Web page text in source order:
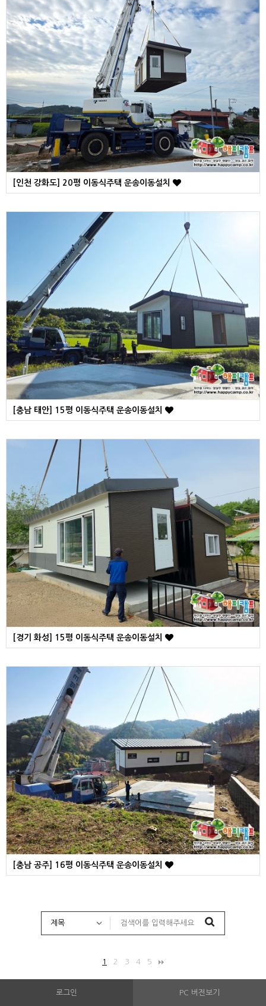
[인천 강화도] 20평 이동식주택 운송이동설치
[충남 태안] 15평 이동식주택 운송이동설치
[경기 화성] 15평 이동식주택 운송이동설치
[충남 공주] 16평 이동식주택 운송이동설치
1 2 3 4 5
로그인 PC 버전보기